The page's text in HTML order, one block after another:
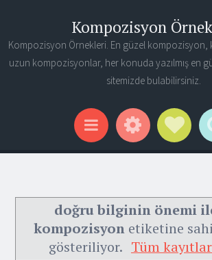
Kompozisyon
Kompozisyon Örnekleri. En güzel kompozisyon,
uzun kompozisyonlar, her konuda yazılmış en
sitemizde bulabilirsiniz.
Menu Widgets
doğru bilginin önemi
kompozisyon etiketine
gösteriliyor. Tüm